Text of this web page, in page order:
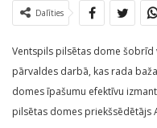
Dalīties
Ventspils pilsētas dome
pārvaldes darbā, kas rada
domes īpašumu efektīvu
pilsētas domes priekšsēdētājs